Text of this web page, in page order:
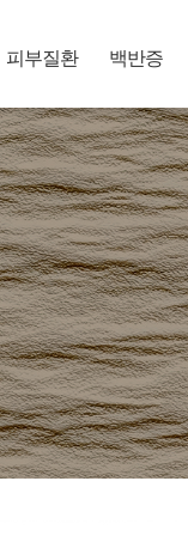
피부질환 백반증